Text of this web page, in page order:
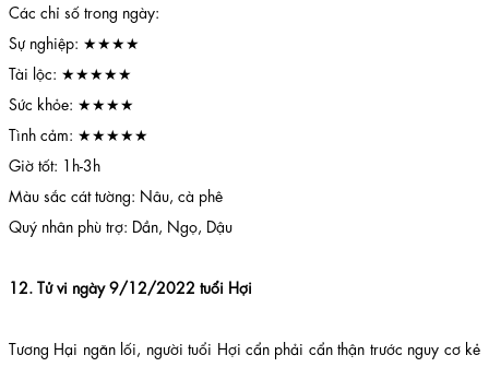
Các chỉ số trong ngày:
Sự nghiệp: ★★★★
Tài lộc: ★★★★★
Sức khỏe: ★★★★
Tình cảm: ★★★★★
Giờ tốt: 1h-3h
Màu sắc cát tường: Nâu, cà phê
Quý nhân phù trợ: Dần, Ngọ, Dậu
12. Tử vi ngày 9/12/2022 tuổi Hợi
Tương Hại ngăn lối, người tuổi Hợi cẩn phải cẩn thận trước nguy cơ kẻ